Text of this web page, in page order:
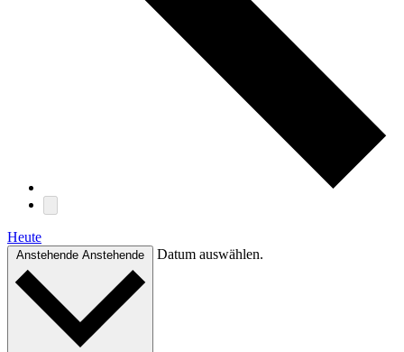
Heute
Anstehende Anstehende Datum auswählen.